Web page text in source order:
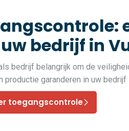
bedrijf in
bedrijf belangrijk om de
productie garanderen in uw
toegangscontrole